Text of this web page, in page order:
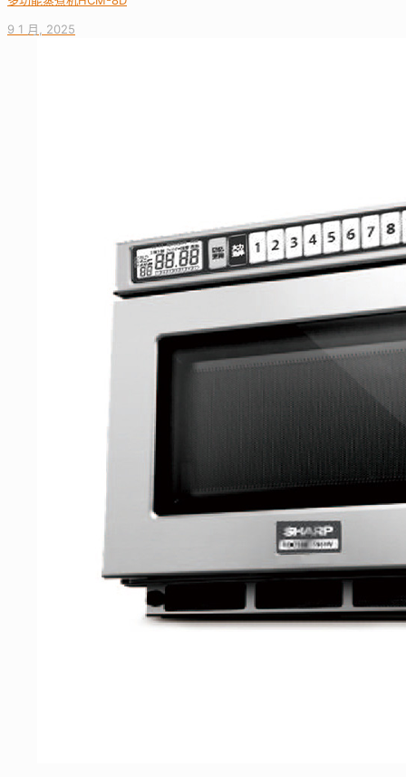
9 1 月, 2025